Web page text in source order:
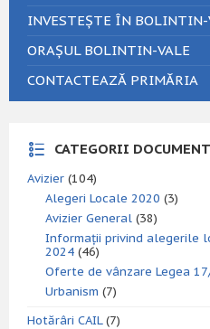
INVESTEȘTE ÎN BOLINTIN-
ORAȘUL BOLINTIN-VALE
CONTACTEAZĂ PRIMĂRIA
CATEGORII
Avizier (104)
Alegeri Locale 2020 (3)
Avizier General (38)
Informații privind alegerile
2024 (46)
Oferte de vânzare Legea
Urbanism (7)
Hotărâri CAIL(7)